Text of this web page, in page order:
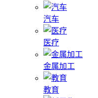
汽车
医疗
金属加工
教育